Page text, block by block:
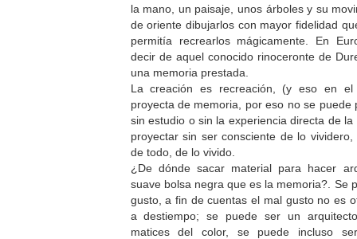
la mano, un paisaje, unos árboles y su
de oriente dibujarlos con mayor fidelidad
permitía recrearlos mágicamente. En
decir de aquel conocido rinoceronte de
una memoria prestada.
La creación es recreación, (y eso en
proyecta de memoria, por eso no se puede
sin estudio o sin la experiencia directa de
proyectar sin ser consciente de lo
de todo, de lo vivido.
¿De dónde sacar material para hacer
suave bolsa negra que es la memoria?. Se
gusto, a fin de cuentas el mal gusto no es
a destiempo; se puede ser un
matices del color, se puede incluso